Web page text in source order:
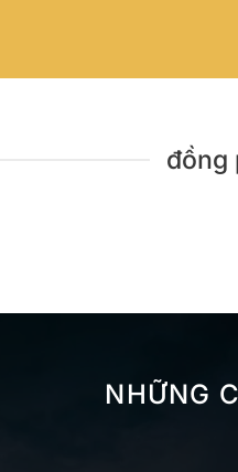
đồng
NHỮNG